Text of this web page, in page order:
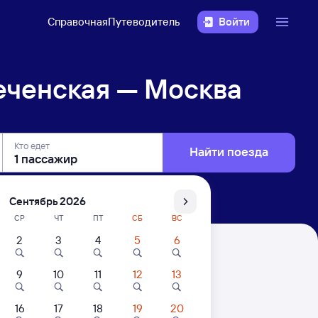
СправочнаяПутеводитель Войти
— Москва
Кто едет Найти поезда
Цены за 1 пассажира
Сентябрь 2026
СР ЧТ ПТ СБ ВС
2 3 4 5 6
9 10 11 12 13
16 17 18 19 20